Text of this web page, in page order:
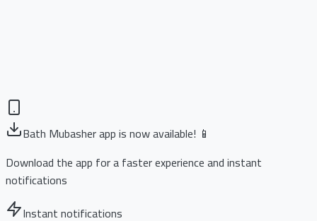
Bath Mubasher app is now available! 📱
Download the app for a faster experience and instant
notifications
Instant notifications